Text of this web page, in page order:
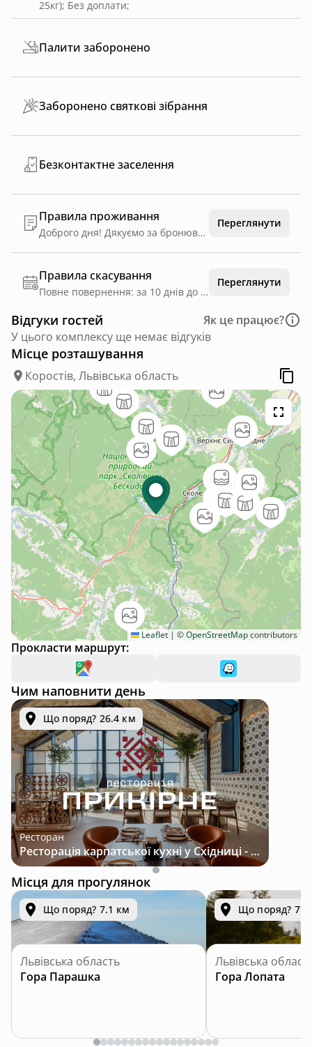
25кг); Без доплати;
Палити заборонено
Заборонено святкові зібрання
Безконтактне заселення
Правила проживання
Доброго дня! Дякуємо за бронювання нашого будиночку 💚 Щоб закріпити бронювання за вами на обрані дати, просимо внести передоплату у розмірі 40% від вартості проживання. Термін внесення передоплати — 3 години.У разі її відсутності протягом зазначеного часу бронювання буде скасовано, а кошти, сплачені через платформу Hutshub, автоматично повернуться на карту, з якої було здійснено оплату. Дякуємо за розуміння та бажаємо гарного дня 🌿
Переглянути
Правила скасування
Повне повернення: за 10 днів до дати заїзду
Переглянути
Відгуки гостей
Як це працює?
У цього комплексу ще немає відгуків
Місце розташування
Коростів, Львівська область
Leaflet | ©OpenStreetMapcontributors
Прокласти маршрут:
Чим наповнити день
Що поряд? 26.4 км
Ресторан
Ресторація карпатської кухні у Східниці - місце з характером і традиціями
Місця для прогулянок
Що поряд? 7.1 км
Львівська область
Гора Парашка
Що поряд? 7.5
Львівська
Гора Лопата